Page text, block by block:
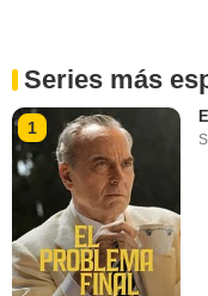
Series más
1